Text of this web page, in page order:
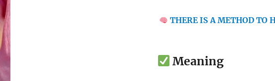
THERE IS A METHOD TO
Meaning